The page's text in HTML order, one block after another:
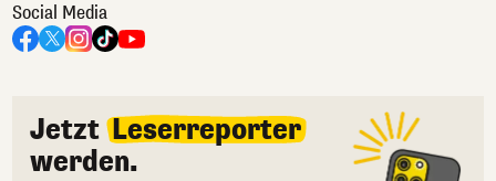
Social Media
Jetzt Leserreporter
werden.